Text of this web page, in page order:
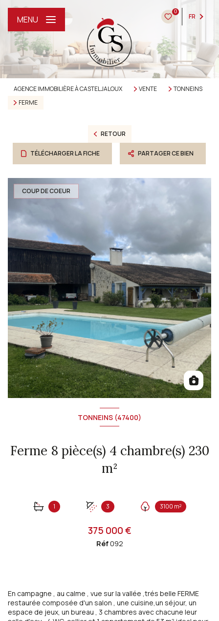
0
FR
MENU
AGENCE IMMOBILIÈRE À CASTELJALOUX VENTE
TONNEINS
FERME
RETOUR
TÉLÉCHARGER LA FICHE PARTAGER CE BIEN
COUP DE COEUR
TONNEINS (47400)
Ferme 8 pièce(s) 4 chambre(s) 230
m²
1 3 3100 m²
375 000 €
Réf092
En campagne , au calme , vue sur la vallée ,trés belle FERME
restaurée composée d'un salon , une cuisine,un séjour, un
espace de jeux, un bureau , 3 chambres avec chacune leur